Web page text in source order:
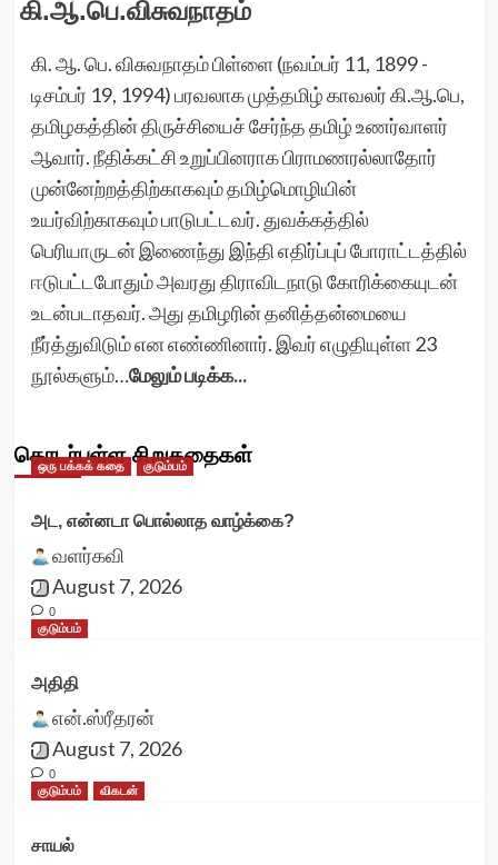
கி.ஆ.பெ.விசுவநாதம்
கி. ஆ. பெ. விசுவநாதம் பிள்ளை (நவம்பர் 11, 1899 -
டிசம்பர் 19, 1994) பரவலாக முத்தமிழ் காவலர் கி.ஆ.பெ,
தமிழகத்தின் திருச்சியைச் சேர்ந்த தமிழ் உணர்வாளர்
ஆவார். நீதிக்கட்சி உறுப்பினராக பிராமணரல்லாதோர்
முன்னேற்றத்திற்காகவும் தமிழ்மொழியின்
உயர்விற்காகவும் பாடுபட்டவர். துவக்கத்தில்
பெரியாருடன் இணைந்து இந்தி எதிர்ப்புப் போராட்டத்தில்
ஈடுபட்டபோதும் அவரது திராவிடநாடு கோரிக்கையுடன்
உடன்படாதவர். அது தமிழரின் தனித்தன்மையை
நீர்த்துவிடும் என எண்ணினார். இவர் எழுதியுள்ள 23
நூல்களும்…மேலும் படிக்க...
தொடர்புள்ள சிறுகதைகள்
ஒரு பக்கக் கதை குடும்பம்
அட, என்னடா பொல்லாத வாழ்க்கை?
வளர்கவி
August 7, 2026
0
குடும்பம்
அதிதி
என்.ஸ்ரீதரன்
August 7, 2026
0
குடும்பம்
விகடன்
சாயல்